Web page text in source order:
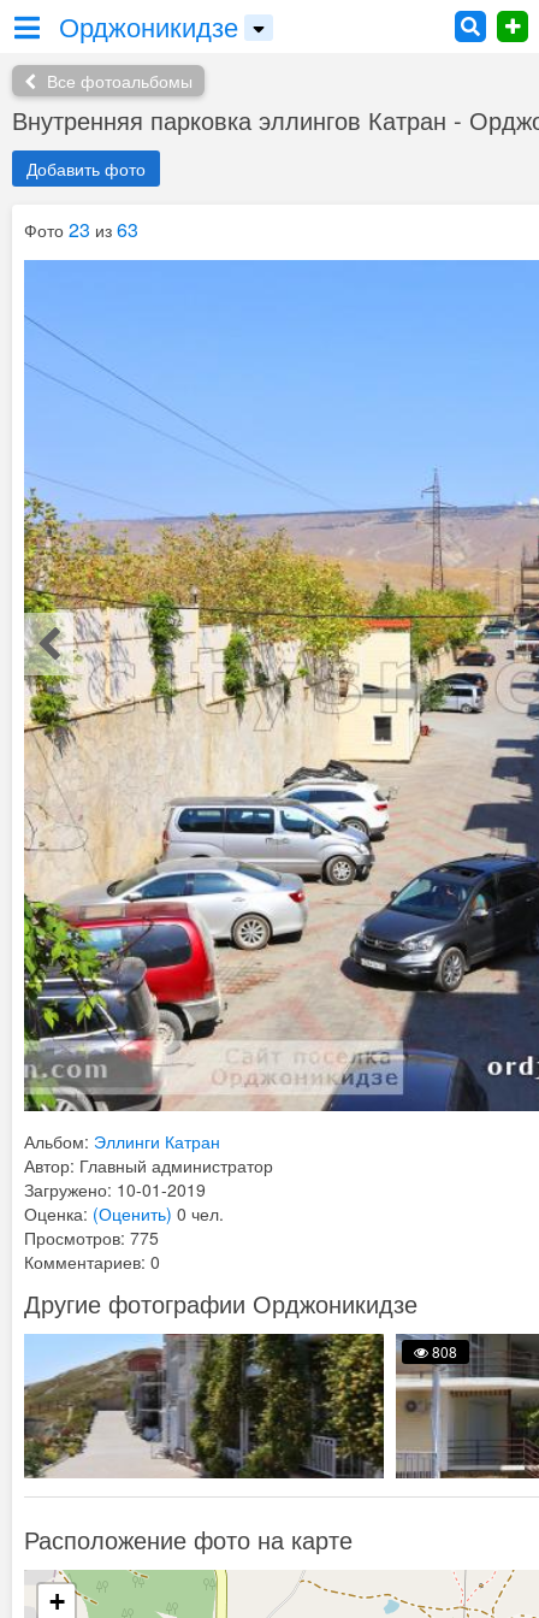
Орджоникидзе
Все фотоальбомы
Внутренняя парковка эллингов Катран -
Добавить фото
Фото 23 из 63
Альбом: Эллинги Катран
Автор: Главный администратор
Загружено: 10-01-2019
Оценка: (Оценить) 0 чел.
Просмотров: 775
Комментариев: 0
Другие фотографии Орджоникидзе
808
Расположение фото на карте
+